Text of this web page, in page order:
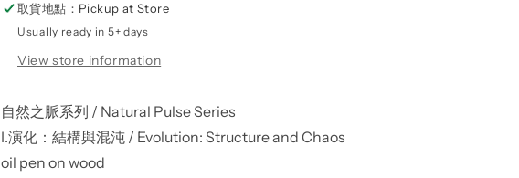
取貨地點： Pickup at Store
Usually ready in 5+ days
View store information
自然之脈系列 / Natural Pulse Series
I.演化：結構與混沌 / Evolution: Structure and Chaos
oil pen on wood